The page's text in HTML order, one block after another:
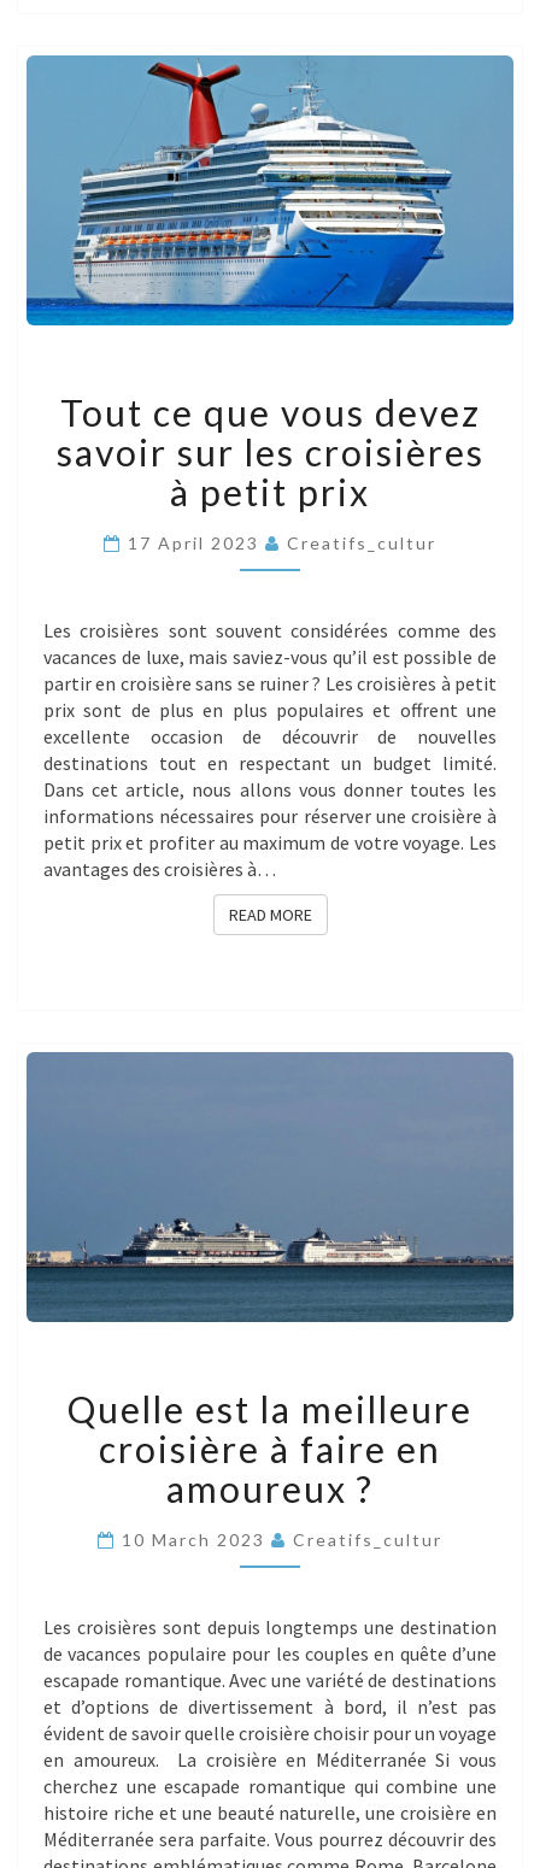
CE
QUE
VOUS
DEVEZ
SAVOIR
LES
CROISIÈRES
PETIT
Tout ce que vous devez
savoir sur les croisières
à petit prix
17 April 2023 Creatifs_cultur
Les croisières sont souvent considérées comme des
vacances de luxe, mais saviez-vous qu’il est possible de
partir en croisière sans se ruiner ? Les croisières à petit
prix sont de plus en plus populaires et offrent une
excellente occasion de découvrir de nouvelles
destinations tout en respectant un budget limité.
Dans cet article, nous allons vous donner toutes les
informations nécessaires pour réserver une croisière à
petit prix et profiter au maximum de votre voyage. Les
avantages des croisières à…
READ MOREREAD MORE
EST
LA
MEILLEURE
CROISIÈRE
À
EN
AMOUREUX
Quelle est la meilleure
croisière à faire en
amoureux ?
10 March 2023 Creatifs_cultur
Les croisières sont depuis longtemps une destination
de vacances populaire pour les couples en quête d’une
escapade romantique. Avec une variété de destinations
et d’options de divertissement à bord, il n’est pas
évident de savoir quelle croisière choisir pour un voyage
en amoureux. La croisière en Méditerranée Si vous
cherchez une escapade romantique qui combine une
histoire riche et une beauté naturelle, une croisière en
Méditerranée sera parfaite. Vous pourrez découvrir des